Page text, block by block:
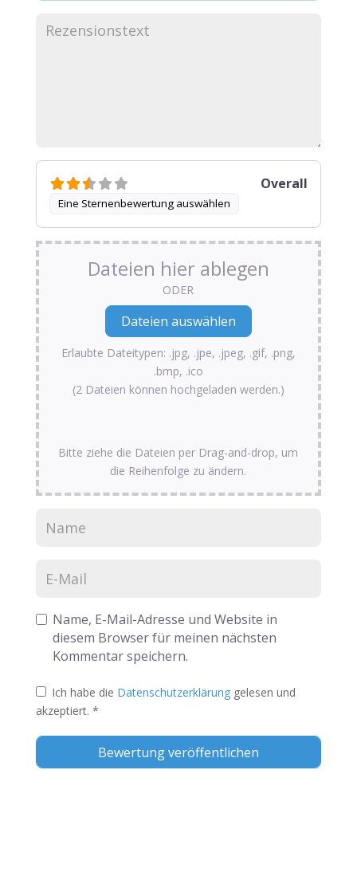
Eine Sternenbewertung auswählen
Overall
Dateien hier ablegen
ODER
Erlaubte Dateitypen: .jpg, .jpe, .jpeg, .gif, .png,
.bmp, .ico
(2 Dateien können hochgeladen werden.)
Bitte ziehe die Dateien per Drag-and-drop, um
die Reihenfolge zu ändern.
Name, E-Mail-Adresse und Website in
diesem Browser für meinen nächsten
Kommentar speichern.
Ich habe die Datenschutzerklärung gelesen und
akzeptiert. *